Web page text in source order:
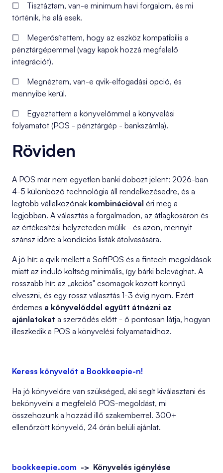
☐ Tisztáztam, van-e minimum havi forgalom, és mi
történik, ha alá esek.
☐ Megerősítettem, hogy az eszköz kompatibilis a
pénztárgépemmel (vagy kapok hozzá megfelelő
integrációt).
☐ Megnéztem, van-e qvik-elfogadási opció, és
mennyibe kerül.
☐ Egyeztettem a könyvelőmmel a könyvelési
folyamatot (POS - pénztárgép - bankszámla).
Röviden
A POS már nem egyetlen banki dobozt jelent: 2026-ban
4-5 különböző technológia áll rendelkezésedre, és a
legtöbb vállalkozónak kombinációval éri meg a
legjobban. A választás a forgalmadon, az átlagkosáron és
az értékesítési helyzeteden múlik - és azon, mennyit
szánsz időre a kondíciós listák átolvasására.
A jó hír: a qvik mellett a SoftPOS és a fintech megoldások
miatt az induló költség minimális, így bárki belevághat. A
rosszabb hír: az „akciós" csomagok között könnyű
elveszni, és egy rossz választás 1-3 évig nyom. Ezért
érdemes a könyvelőddel együtt átnézni az
ajánlatokat a szerződés előtt - ő pontosan látja, hogyan
illeszkedik a POS a könyvelési folyamataidhoz.
Keress könyvelőt a Bookkeepie-n!
Ha jó könyvelőre van szükséged, aki segít kiválasztani és
bekönyvelni a megfelelő POS-megoldást, mi
összehozunk a hozzád illő szakemberrel. 300+
ellenőrzött könyvelő, 24 órán belüli ajánlat.
bookkeepie.com -> Könyvelés igénylése